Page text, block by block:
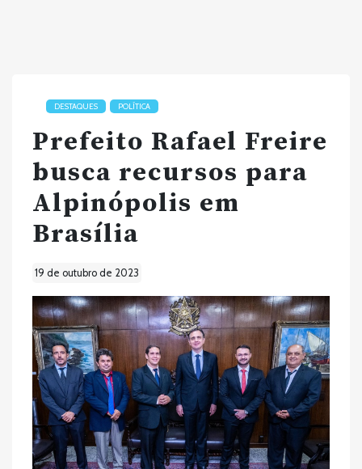
DESTAQUES POLÍTICA
Prefeito Rafael Freire
busca recursos para
Alpinópolis em
Brasília
19 de outubro de 2023